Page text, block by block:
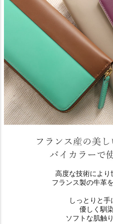
高度な技術により
フランス製の牛革
しっとりと手
優しく馴
ソフトな肌触